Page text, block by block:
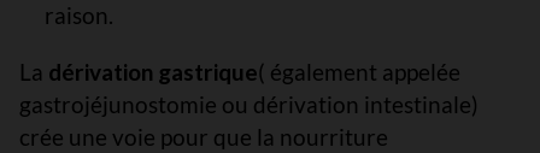
raison.
La dérivation gastrique( également appelée
gastrojéjunostomie ou dérivation intestinale)
crée une voie pour que la nourriture